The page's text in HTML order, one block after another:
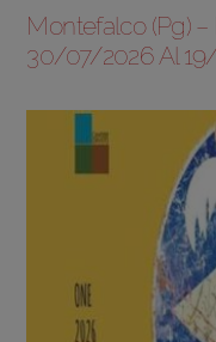
Montefalco (Pg)
30/07/2026 Al